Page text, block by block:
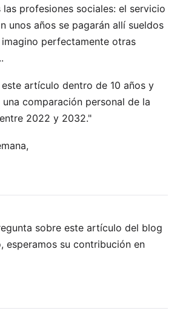
profesiones sociales: el servicio
unos años se pagarán allí sueldos
perfectamente otras
artículo dentro de 10 años y
comparación personal de la
2022 y 2032."
sobre este artículo del blog
esperamos su contribución en